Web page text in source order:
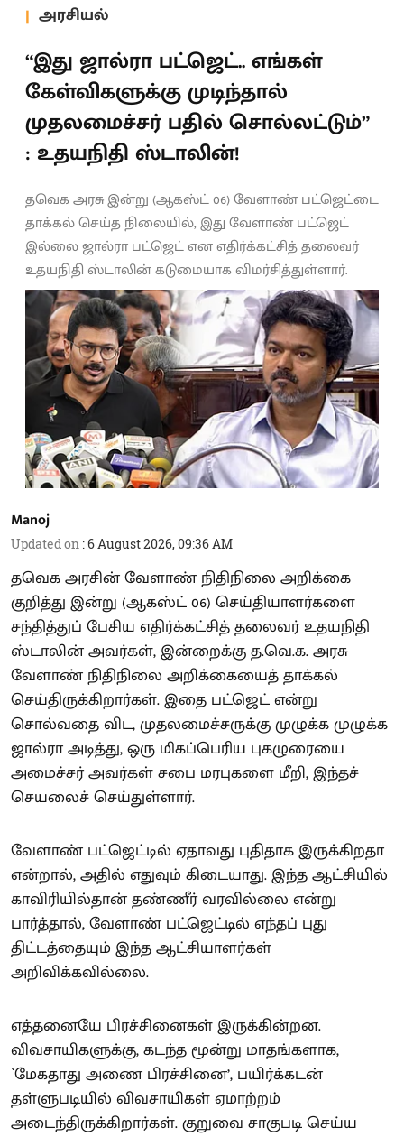
அரசியல்
“இது ஜால்ரா பட்ஜெட்.. எங்கள்
கேள்விகளுக்கு முடிந்தால்
முதலமைச்சர் பதில் சொல்லட்டும்”
: உதயநிதி ஸ்டாலின்!
தவெக அரசு இன்று (ஆகஸ்ட் 06) வேளாண் பட்ஜெட்டை
தாக்கல் செய்த நிலையில், இது வேளாண் பட்ஜெட்
இல்லை ஜால்ரா பட்ஜெட் என எதிர்க்கட்சித் தலைவர்
உதயநிதி ஸ்டாலின் கடுமையாக விமர்சித்துள்ளார்.
Manoj
Updated on :6 August 2026, 09:36 AM
தவெக அரசின் வேளாண் நிதிநிலை அறிக்கை
குறித்து இன்று (ஆகஸ்ட் 06) செய்தியாளர்களை
சந்தித்துப் பேசிய எதிர்க்கட்சித் தலைவர் உதயநிதி
ஸ்டாலின் அவர்கள், இன்றைக்கு த.வெ.க. அரசு
வேளாண் நிதிநிலை அறிக்கையைத் தாக்கல்
செய்திருக்கிறார்கள். இதை பட்ஜெட் என்று
சொல்வதை விட, முதலமைச்சருக்கு முழுக்க முழுக்க
ஜால்ரா அடித்து, ஒரு மிகப்பெரிய புகழுரையை
அமைச்சர் அவர்கள் சபை மரபுகளை மீறி, இந்தச்
செயலைச் செய்துள்ளார்.
வேளாண் பட்ஜெட்டில் ஏதாவது புதிதாக இருக்கிறதா
என்றால், அதில் எதுவும் கிடையாது. இந்த ஆட்சியில்
காவிரியில்தான் தண்ணீர் வரவில்லை என்று
பார்த்தால், வேளாண் பட்ஜெட்டில் எந்தப் புது
திட்டத்தையும் இந்த ஆட்சியாளர்கள்
அறிவிக்கவில்லை.
எத்தனையே பிரச்சினைகள் இருக்கின்றன.
விவசாயிகளுக்கு, கடந்த மூன்று மாதங்களாக,
`மேகதாது அணை பிரச்சினை’, பயிர்க்கடன்
தள்ளுபடியில் விவசாயிகள் ஏமாற்றம்
அடைந்திருக்கிறார்கள். குறுவை சாகுபடி செய்ய